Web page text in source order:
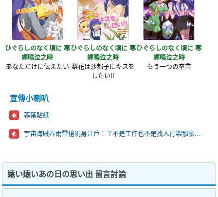
ひぐらしのなく頃に 寒
蟬鳴泣之時
あなただけに伝えたい
ひぐらしのなく頃に 寒
蟬鳴泣之時
梨花は沙都子にキスを
したい!!
ひぐらしのなく頃に 寒
蟬鳴泣之時
もう一つの卒業
宣傳小喇叭
菲葉貼紙
宇宙海賊春雨雷槍現身江戶！？不是工作也不是找人打架那麼到萬事屋的目的究竟是…？
遠い遠いあの日の思い出 留言討論